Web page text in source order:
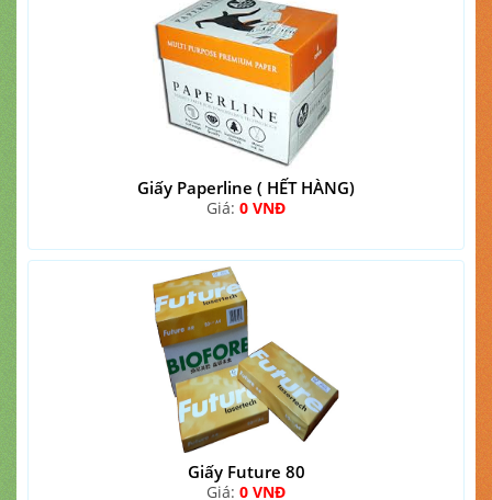
Giấy Paperline ( HẾT HÀNG)
Giá: 0 VNĐ
Giấy Future 80
Giá: 0 VNĐ